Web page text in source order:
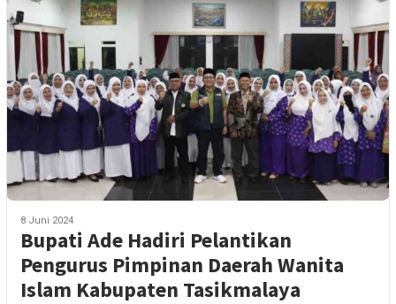
8 Juni 2024
Bupati Ade Hadiri Pelantikan
Pengurus Pimpinan Daerah Wanita
Islam Kabupaten Tasikmalaya